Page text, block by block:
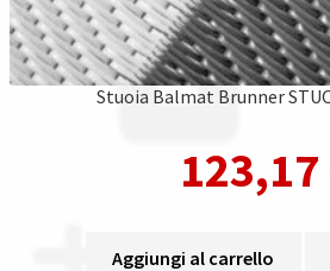
Stuoia Balmat Brunner
123,17
Aggiungi al carrello